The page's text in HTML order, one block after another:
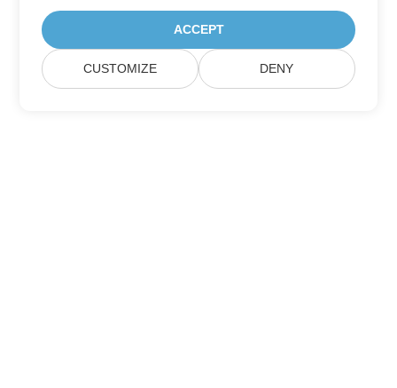
ACCEPT
CUSTOMIZE DENY